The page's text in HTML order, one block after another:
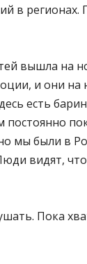
в
вышла на
и они на
есть
мы были в
видят,
Пока